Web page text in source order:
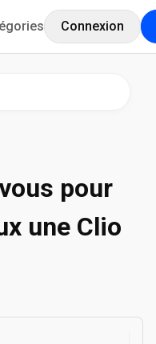
Connexion
pour
une Clio